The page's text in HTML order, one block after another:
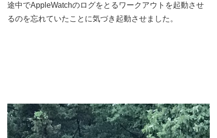
途中でAppleWatchのログをとるワークアウトを起動させ
るのを忘れていたことに気づき起動させました。